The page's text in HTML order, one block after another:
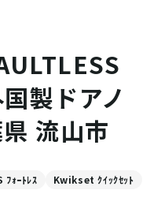
製ドアノ
流山市
ﾌｫｰﾄﾚｽ Kwikset ｸｲｯｸｾｯﾄ